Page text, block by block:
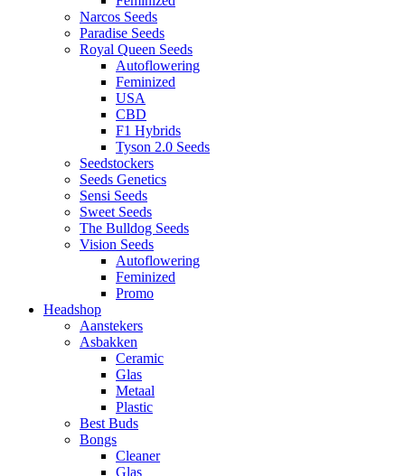
Narcos Seeds
Paradise Seeds
Royal Queen Seeds
Autoflowering
Feminized
USA
CBD
F1 Hybrids
Tyson 2.0 Seeds
Seedstockers
Seeds Genetics
Sensi Seeds
Sweet Seeds
The Bulldog Seeds
Vision Seeds
Autoflowering
Feminized
Promo
Headshop
Aanstekers
Asbakken
Ceramic
Glas
Metaal
Plastic
Best Buds
Bongs
Cleaner
Glas